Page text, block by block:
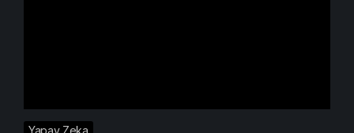
Yapay Zeka